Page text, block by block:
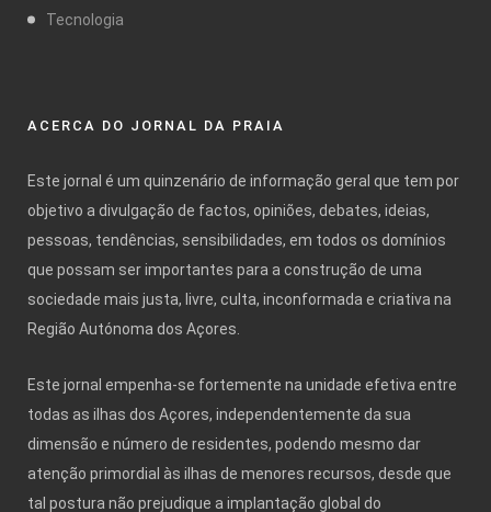
Tecnologia
ACERCA DO JORNAL DA PRAIA
Este jornal é um quinzenário de informação geral que tem por
objetivo a divulgação de factos, opiniões, debates, ideias,
pessoas, tendências, sensibilidades, em todos os domínios
que possam ser importantes para a construção de uma
sociedade mais justa, livre, culta, inconformada e criativa na
Região Autónoma dos Açores.
Este jornal empenha-se fortemente na unidade efetiva entre
todas as ilhas dos Açores, independentemente da sua
dimensão e número de residentes, podendo mesmo dar
atenção primordial às ilhas de menores recursos, desde que
tal postura não prejudique a implantação global do